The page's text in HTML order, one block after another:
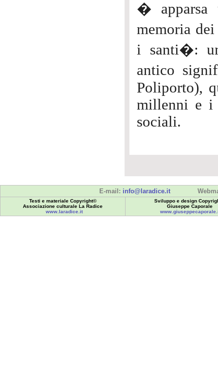
� apparsa
memoria
i santi�:
antico
Poliporto),
millenni e i
sociali.
E-mail: info@laradice.it
Testi e materiale Copyright©
Associazione culturale La Radice
www.laradice.it
Sviluppo e design
Giuseppe Caporale